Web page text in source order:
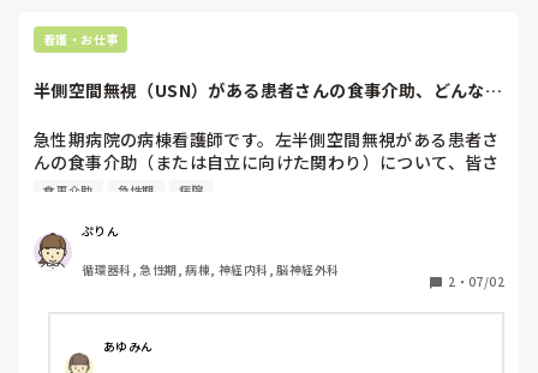
恐らく結婚すれば近々子供の話がでて、産休育休を取ること
になるのですが、基本給が高くなければ貰う額は少ないなと
思います。将来のことを考え、お給料が高い病院にいくか、
自分のしたいことができる病院にいくか悩んでおります。
皆様こういったご経験がある方いませんか？
「無理せず休んであげて、お互い様だから」と協力し合える職
場です。
やりたいこと、お給料、今後の子育て環境のバランスを考えて
看護・お仕事
半側空間無視（USN）がある患者さんの食事介助、どんな工
急性期病院の病棟看護師です。左半側空間無視がある患者さ
んの食事介助（または自立に向けた関わり）について、皆さ
んが臨床でリアルに気をつけていることや、実践している工
食事介助 急性期 病院
ぷりん
循環器科, 急性期, 病棟, 神経内科, 脳神経外科
2 ・ 07/02
あゆみん